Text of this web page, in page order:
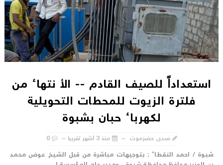
استعداداً للصيف القادم -- الأ نتهاء من
فلترة الزيوت للمحطات التحويلية
لكهرباء حبان بشبوة
صدى حضرموت منذ 3 أشهر تقريبا 0
/ احمد النقطاء : بتوجيهات مباشرة من قبل الشيخ عوض محمد